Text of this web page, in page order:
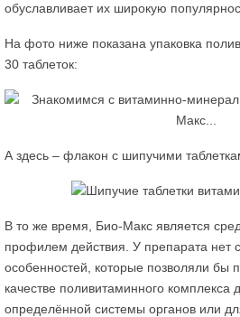
обуславливает их широкую
На фото ниже показана упаковка
30 таблеток:
А здесь – флакон с шипучими
В то же время, Био-Макс является
профилем действия. У препарата нет
особенностей, которые позволяли бы
качестве поливитаминного комплекса
определённой системы органов или